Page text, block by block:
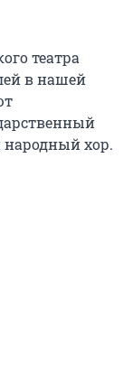
театра
в нашей
хор.